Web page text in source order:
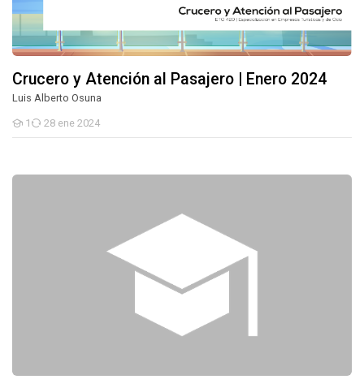
Crucero y Atención al Pasajero | Enero 2024
Luis Alberto Osuna
1
Estudiantes
28 ene 2024
Agencia de Viajes y Touroperadores | Enero 2024